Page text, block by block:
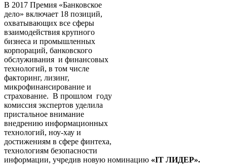
В 2017 Премия «Банковское
дело» включает 18 позиций,
охватывающих все сферы
взаимодействия крупного
бизнеса и промышленных
корпораций, банковского
обслуживания и финансовых
технологий, в том числе
факторинг, лизинг,
микрофинансирование и
страхование. В прошлом году
комиссия экспертов уделила
пристальное внимание
внедрению информационных
технологий, ноу-хау и
достижениям в сфере финтеха,
технологиям безопасности
информации, учредив новую номинацию «IT ЛИДЕР».